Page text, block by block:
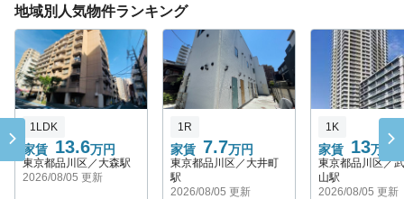
地域別人気物件ランキング
家賃 13.6万円
1LDK
東京都品川区／大森駅
2026/08/05 更新
家賃 7.7万円
1R
東京都品川区／大井町
駅
2026/08/05 更新
家賃 13万円
1K
東京都品川区／
山駅
2026/08/05 更新